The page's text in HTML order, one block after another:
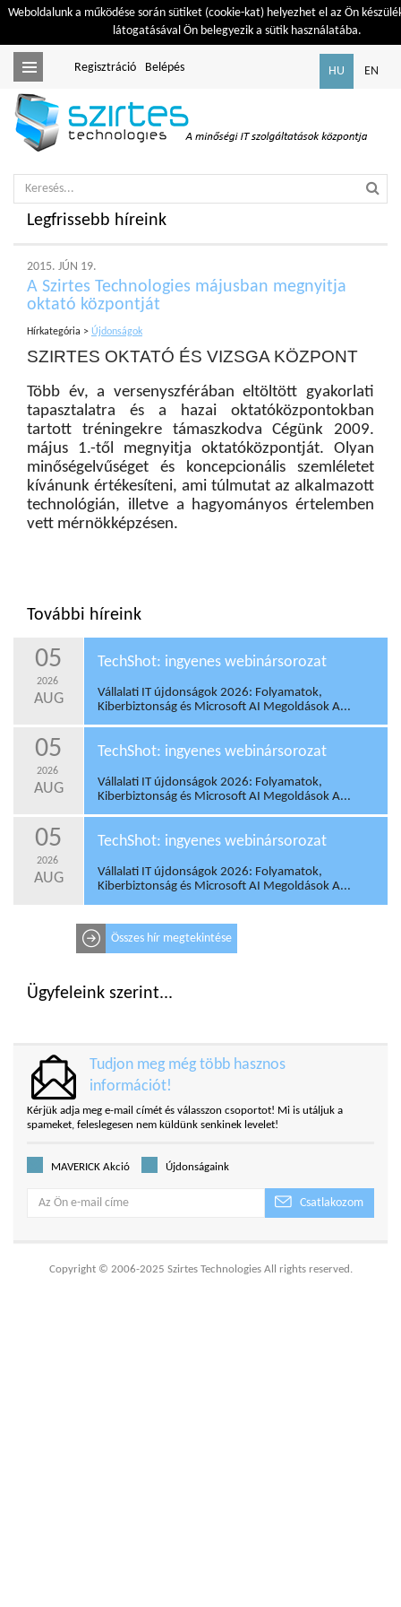
Weboldalunk a működése során sütiket (cookie-kat) helyezhet el az Ön
látogatásával Ön belegyezik a sütik használatába.
Toggle
navigation
HU EN
Regisztráció Belépés
Legfrissebb híreink
2015. JÚN 19.
A Szirtes Technologies májusban megnyitja
oktató központját
Hírkategória > Újdonságok
SZIRTES OKTATÓ ÉS VIZSGA KÖZPONT
Több év, a versenyszférában eltöltött gyakorlati
tapasztalatra és a hazai oktatóközpontokban
tartott tréningekre támaszkodva Cégünk 2009.
május 1.-től megnyitja oktatóközpontját. Olyan
minőségelvűséget és koncepcionális szemléletet
kívánunk értékesíteni, ami túlmutat az alkalmazott
technológián, illetve a hagyományos értelemben
vett mérnökképzésen.
További híreink
05
2026
AUG
TechShot: ingyenes webinársorozat
Vállalati IT újdonságok 2026: Folyamatok,
Kiberbiztonság és Microsoft AI Megoldások A...
05
2026
AUG
TechShot: ingyenes webinársorozat
Vállalati IT újdonságok 2026: Folyamatok,
Kiberbiztonság és Microsoft AI Megoldások A...
05
2026
AUG
TechShot: ingyenes webinársorozat
Vállalati IT újdonságok 2026: Folyamatok,
Kiberbiztonság és Microsoft AI Megoldások A...
Összes hír megtekintése
Ügyfeleink szerint...
Tudjon meg még több hasznos
információt!
Kérjük adja meg e-mail címét és válasszon csoportot! Mi is utáljuk a
spameket, feleslegesen nem küldünk senkinek levelet!
MAVERICK Akció Újdonságaink
Csatlakozom
Copyright © 2006-2025 Szirtes Technologies All rights reserved.